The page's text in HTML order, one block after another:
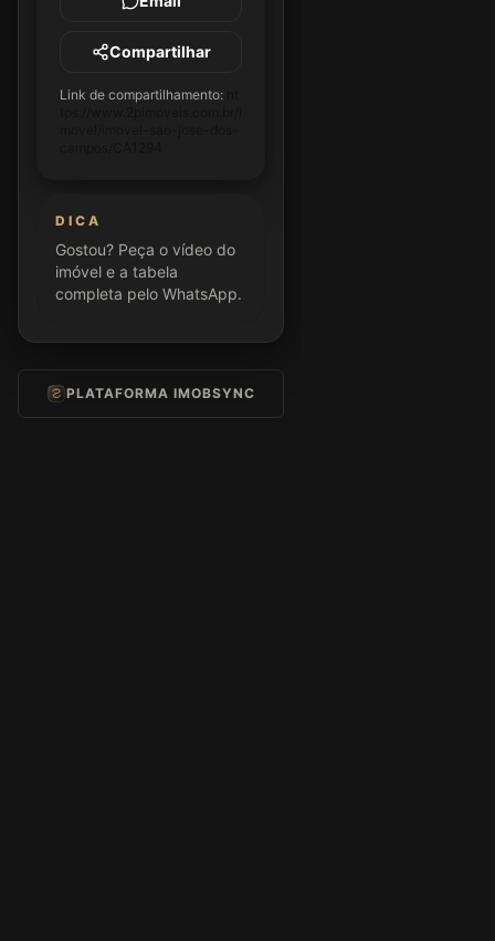
Compartilhar
Link de compartilhamento:
DICA
Gostou? Peça o vídeo do
imóvel e a tabela
completa pelo WhatsApp.
PLATAFORMA IMOBSYNC